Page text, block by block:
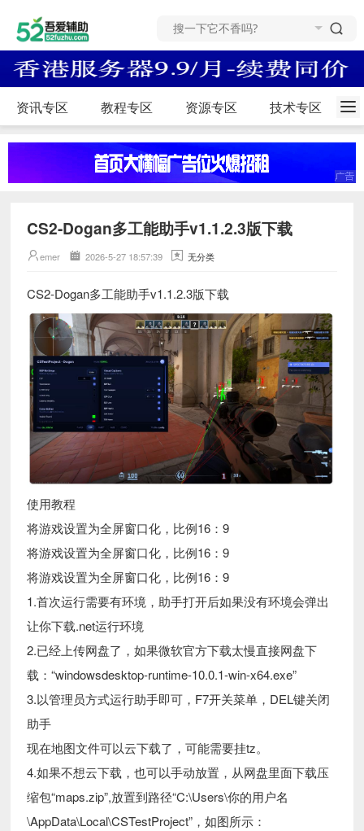
资讯专区 教程专区 资源专区 技术专区
CS2-Dogan多工能助手v1.1.2.3版下载
emer 2026-5-27 18:57:39 无分类
CS2-Dogan多工能助手v1.1.2.3版下载
使用教程
将游戏设置为全屏窗口化，比例16：9
将游戏设置为全屏窗口化，比例16：9
将游戏设置为全屏窗口化，比例16：9
1.首次运行需要有环境，助手打开后如果没有环境会弹出
让你下载.net运行环境
2.已经上传网盘了，如果微软官方下载太慢直接网盘下
载：“windowsdesktop-runtime-10.0.1-win-x64.exe”
3.以管理员方式运行助手即可，F7开关菜单，DEL键关闭
助手
现在地图文件可以云下载了，可能需要挂tz。
4.如果不想云下载，也可以手动放置，从网盘里面下载压
缩包“maps.zip”,放置到路径“C:\Users\你的用户名
\AppData\Local\CSTestProject”，如图所示：